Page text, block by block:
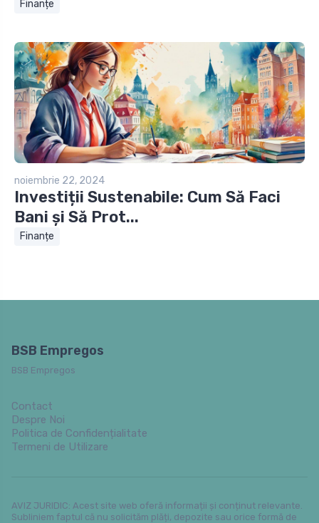
Finanțe
noiembrie 22, 2024
Investiții Sustenabile: Cum Să Faci
Bani și Să Prot...
Finanțe
BSB Empregos
BSB Empregos
Contact
Despre Noi
Politica de Confidențialitate
Termeni de Utilizare
AVIZ JURIDIC: Acest site web oferă informații și conținut relevante.
Subliniem faptul că nu solicităm plăți, depozite sau orice formă de